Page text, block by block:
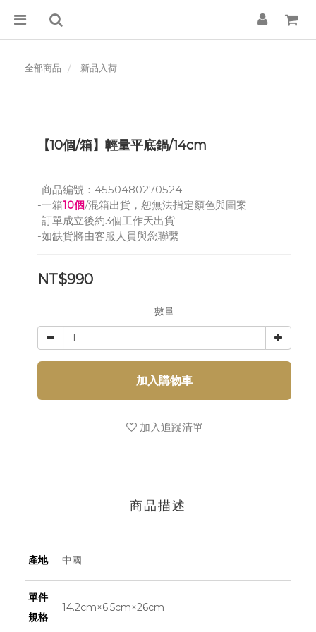
全部商品 新品入荷
【10個/箱】輕量平底鍋/14cm
-商品編號：4550480270524
-一箱10個/混箱出貨，恕無法指定顏色與圖案
-訂單成立後約3個工作天出貨
-如缺貨將由客服人員與您聯繫
NT$990
數量
加入購物車
加入追蹤清單
商品描述
產地 中國
單件
規格
14.2cm×6.5cm×26cm